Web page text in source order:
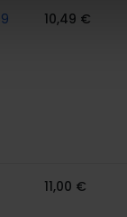
10,49 €
11,00 €